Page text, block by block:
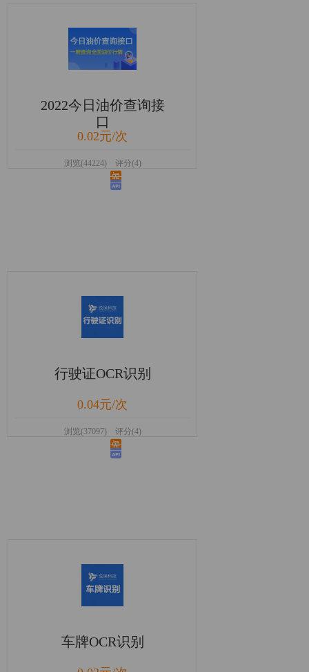
2022今日油价查询接
口
0.02元/次
浏览(44224) 评分(4)
行驶证OCR识别
0.04元/次
浏览(37097) 评分(4)
车牌OCR识别